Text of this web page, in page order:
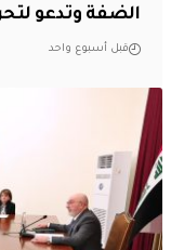
الضفة وتدعو
قبل أسبوع واحد